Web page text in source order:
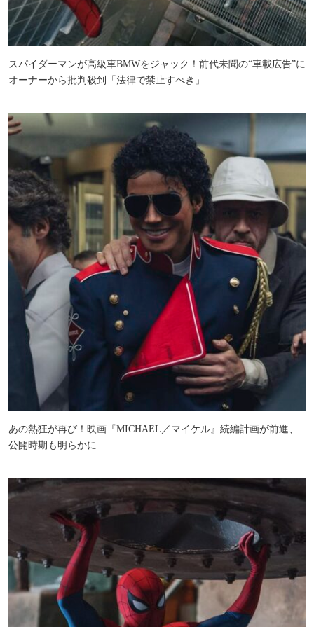
スパイダーマンが高級車BMWをジャック！前代未聞の“車載広告”に
オーナーから批判殺到「法律で禁止すべき」
あの熱狂が再び！映画『MICHAEL／マイケル』続編計画が前進、
公開時期も明らかに